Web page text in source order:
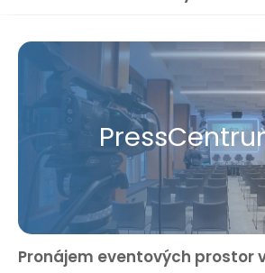
Pronájem eventových prostor